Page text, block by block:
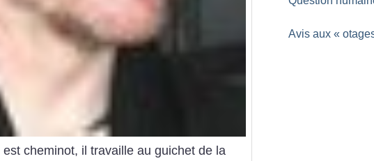
est cheminot, il travaille au guichet de la
Avis aux «